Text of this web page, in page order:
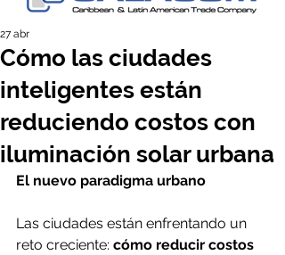
Cómo las ciudades
inteligentes están
reduciendo costos con
iluminación solar urbana
27 abr
El nuevo paradigma urbano
Las ciudades están enfrentando un
reto creciente: cómo reducir costos